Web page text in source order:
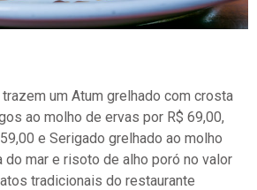
um Atum grelhado com crosta
ao molho de ervas por R$ 69,00,
e Serigado grelhado ao molho
do mar e risoto de alho poró no valor
tradicionais do restaurante